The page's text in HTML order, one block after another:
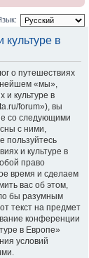
культуре в
о путешествиях
«мы»,
и культуре в
forum»), вы
со следующими
с ними,
пользуйтесь
и культуре в
право
время и сделаем
вас об этом,
бы разумным
текст на предмет
конференции
в Европе»
условий